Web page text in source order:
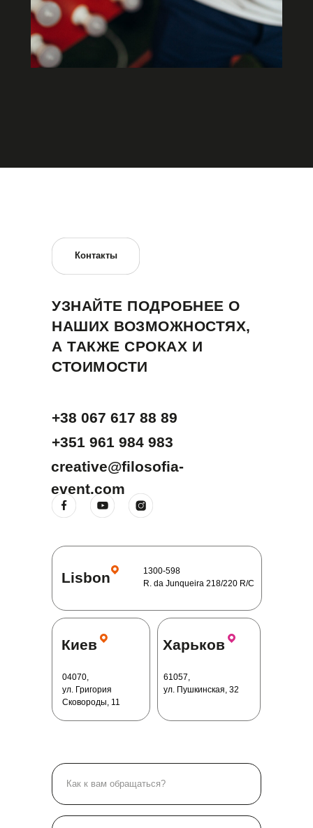
УЗНАЙТЕ ПОДРОБНЕЕ О
НАШИХ ВОЗМОЖНОСТЯХ,
А ТАКЖЕ СРОКАХ И
СТОИМОСТИ
+38 067 617 88 89
Харьков
61057,
ул. Пушкинская, 32
Киев
Контакты
04070,
ул. Григория
Сковороды, 11
Lisbon
1300-598
R. da Junqueira 218/220 R/C
creative@filosofia-
event.com
+351 961 984 983